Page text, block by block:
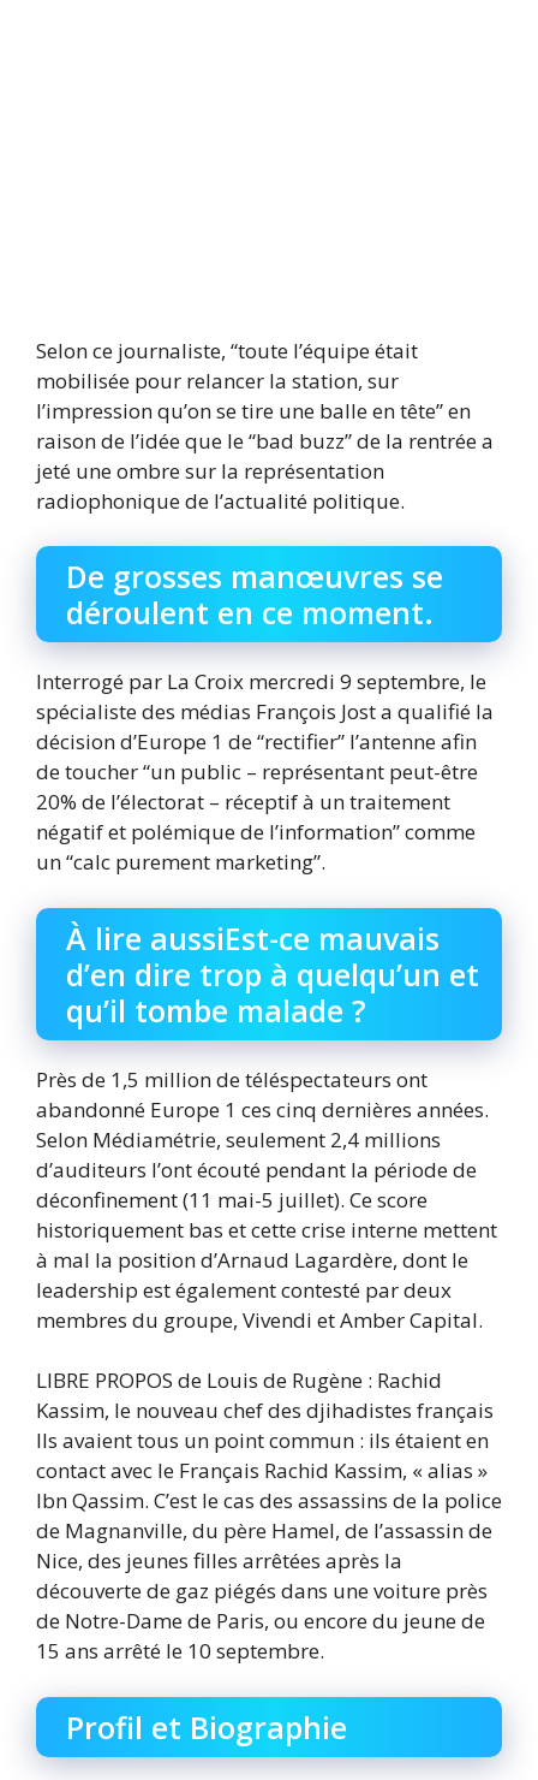
Selon ce journaliste, “toute l’équipe était
mobilisée pour relancer la station, sur
l’impression qu’on se tire une balle en tête” en
raison de l’idée que le “bad buzz” de la rentrée a
jeté une ombre sur la représentation
radiophonique de l’actualité politique.
De grosses manœuvres se
déroulent en ce moment.
Interrogé par La Croix mercredi 9 septembre, le
spécialiste des médias François Jost a qualifié la
décision d’Europe 1 de “rectifier” l’antenne afin
de toucher “un public – représentant peut-être
20% de l’électorat – réceptif à un traitement
négatif et polémique de l’information” comme
un “calc purement marketing”.
À lire aussiEst-ce mauvais
d’en dire trop à quelqu’un et
qu’il tombe malade ?
Près de 1,5 million de téléspectateurs ont
abandonné Europe 1 ces cinq dernières années.
Selon Médiamétrie, seulement 2,4 millions
d’auditeurs l’ont écouté pendant la période de
déconfinement (11 mai-5 juillet). Ce score
historiquement bas et cette crise interne mettent
à mal la position d’Arnaud Lagardère, dont le
leadership est également contesté par deux
membres du groupe, Vivendi et Amber Capital.
LIBRE PROPOS de Louis de Rugène : Rachid
Kassim, le nouveau chef des djihadistes français
Ils avaient tous un point commun : ils étaient en
contact avec le Français Rachid Kassim, « alias »
Ibn Qassim. C’est le cas des assassins de la police
de Magnanville, du père Hamel, de l’assassin de
Nice, des jeunes filles arrêtées après la
découverte de gaz piégés dans une voiture près
de Notre-Dame de Paris, ou encore du jeune de
15 ans arrêté le 10 septembre.
Profil et Biographie